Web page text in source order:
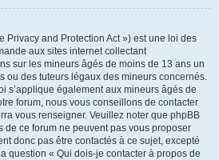
Privacy and Protection Act ») est une loi des
aux sites internet collectant
sur les mineurs âgés de moins de 13 ans un
ou des tuteurs légaux des mineurs concernés.
s’applique également aux mineurs âgés de
forum, nous vous conseillons de contacter
vous renseigner. Veuillez noter que phpBB
de ce forum ne peuvent pas vous proposer
donc pas être contactés à ce sujet, excepté
question « Qui dois-je contacter à propos de